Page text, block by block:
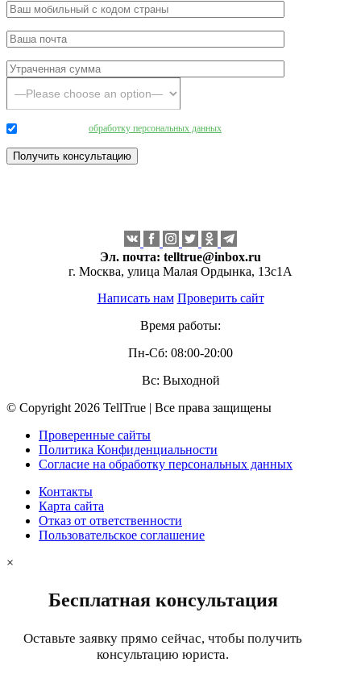
обработку персональных данных
Эл. почта: telltrue@inbox.ru
г. Москва, улица Малая Ордынка, 13с1А
Написать нам Проверить сайт
Время работы:
Пн-Сб: 08:00-20:00
Вс: Выходной
© Copyright 2026 TellTrue | Все права защищены
Проверенные сайты
Политика Конфиденциальности
Согласие на обработку персональных данных
Контакты
Карта сайта
Отказ от ответственности
Пользовательское соглашение
×
Бесплатная консультация
Оставьте заявку прямо сейчас, чтобы получить
консультацию юриста.